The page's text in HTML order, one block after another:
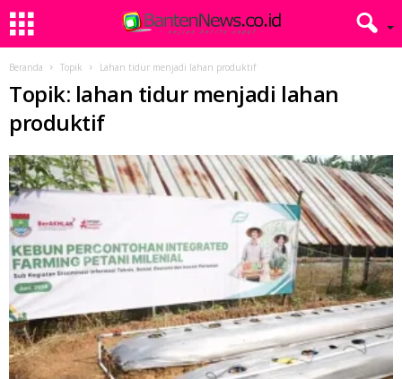
Beranda Topik Lahan tidur menjadi lahan produktif
Topik: lahan tidur menjadi lahan
produktif